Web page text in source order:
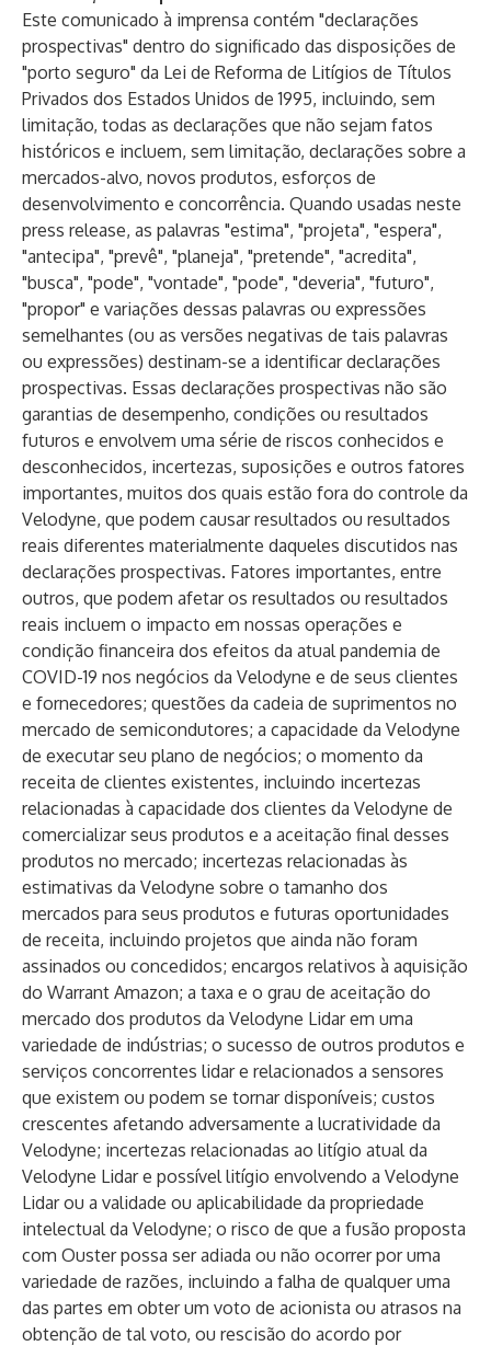
Este comunicado à imprensa contém "declarações
prospectivas" dentro do significado das disposições de
"porto seguro" da Lei de Reforma de Litígios de Títulos
Privados dos Estados Unidos de 1995, incluindo, sem
limitação, todas as declarações que não sejam fatos
históricos e incluem, sem limitação, declarações sobre a
mercados-alvo, novos produtos, esforços de
desenvolvimento e concorrência. Quando usadas neste
press release, as palavras "estima", "projeta", "espera",
"antecipa", "prevê", "planeja", "pretende", "acredita",
"busca", "pode", "vontade", "pode", "deveria", "futuro",
"propor" e variações dessas palavras ou expressões
semelhantes (ou as versões negativas de tais palavras
ou expressões) destinam-se a identificar declarações
prospectivas. Essas declarações prospectivas não são
garantias de desempenho, condições ou resultados
futuros e envolvem uma série de riscos conhecidos e
desconhecidos, incertezas, suposições e outros fatores
importantes, muitos dos quais estão fora do controle da
Velodyne, que podem causar resultados ou resultados
reais diferentes materialmente daqueles discutidos nas
declarações prospectivas. Fatores importantes, entre
outros, que podem afetar os resultados ou resultados
reais incluem o impacto em nossas operações e
condição financeira dos efeitos da atual pandemia de
COVID-19 nos negócios da Velodyne e de seus clientes
e fornecedores; questões da cadeia de suprimentos no
mercado de semicondutores; a capacidade da Velodyne
de executar seu plano de negócios; o momento da
receita de clientes existentes, incluindo incertezas
relacionadas à capacidade dos clientes da Velodyne de
comercializar seus produtos e a aceitação final desses
produtos no mercado; incertezas relacionadas às
estimativas da Velodyne sobre o tamanho dos
mercados para seus produtos e futuras oportunidades
de receita, incluindo projetos que ainda não foram
assinados ou concedidos; encargos relativos à aquisição
do Warrant Amazon; a taxa e o grau de aceitação do
mercado dos produtos da Velodyne Lidar em uma
variedade de indústrias; o sucesso de outros produtos e
serviços concorrentes lidar e relacionados a sensores
que existem ou podem se tornar disponíveis; custos
crescentes afetando adversamente a lucratividade da
Velodyne; incertezas relacionadas ao litígio atual da
Velodyne Lidar e possível litígio envolvendo a Velodyne
Lidar ou a validade ou aplicabilidade da propriedade
intelectual da Velodyne; o risco de que a fusão proposta
com Ouster possa ser adiada ou não ocorrer por uma
variedade de razões, incluindo a falha de qualquer uma
das partes em obter um voto de acionista ou atrasos na
obtenção de tal voto, ou rescisão do acordo por